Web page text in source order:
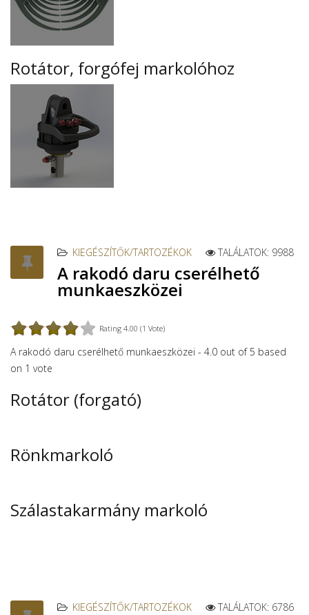
Rotátor, forgófej markolóhoz
KIEGÉSZÍTŐK/TARTOZÉKOK TALÁLATOK: 9988
A rakodó daru cserélhető
munkaeszközei
Rating 4.00 (1 Vote)
A rakodó daru cserélhető munkaeszközei - 4.0 out of5 based
on 1 vote
Rotátor (forgató)
Rönkmarkoló
Szálastakarmány markoló
KIEGÉSZÍTŐK/TARTOZÉKOK TALÁLATOK: 6786